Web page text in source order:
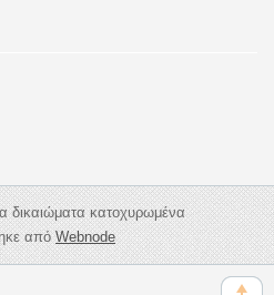
δικαιώματα κατοχυρωμένα
απόWebnode